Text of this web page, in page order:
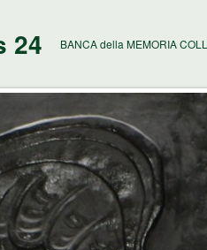
24 BANCA della MEMORIA